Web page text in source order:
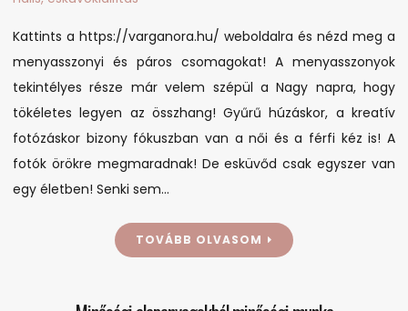
Kattints a https://varganora.hu/ weboldalra és nézd meg a
menyasszonyi és páros csomagokat! A menyasszonyok
tekintélyes része már velem szépül a Nagy napra, hogy
tökéletes legyen az összhang! Gyűrű húzáskor, a kreatív
fotózáskor bizony fókuszban van a női és a férfi kéz is! A
fotók örökre megmaradnak! De esküvőd csak egyszer van
egy életben! Senki sem…
TOVÁBB OLVASOM